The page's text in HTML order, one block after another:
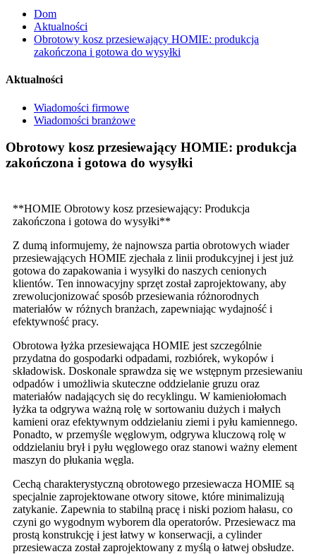
Dom
Aktualności
Obrotowy kosz przesiewający HOMIE: produkcja
zakończona i gotowa do wysyłki
Aktualności
Wiadomości firmowe
Wiadomości branżowe
Obrotowy kosz przesiewający HOMIE: produkcja
zakończona i gotowa do wysyłki
**HOMIE Obrotowy kosz przesiewający: Produkcja
zakończona i gotowa do wysyłki**
Z dumą informujemy, że najnowsza partia obrotowych wiader
przesiewających HOMIE zjechała z linii produkcyjnej i jest już
gotowa do zapakowania i wysyłki do naszych cenionych
klientów. Ten innowacyjny sprzęt został zaprojektowany, aby
zrewolucjonizować sposób przesiewania różnorodnych
materiałów w różnych branżach, zapewniając wydajność i
efektywność pracy.
Obrotowa łyżka przesiewająca HOMIE jest szczególnie
przydatna do gospodarki odpadami, rozbiórek, wykopów i
składowisk. Doskonale sprawdza się we wstępnym przesiewaniu
odpadów i umożliwia skuteczne oddzielanie gruzu oraz
materiałów nadających się do recyklingu. W kamieniołomach
łyżka ta odgrywa ważną rolę w sortowaniu dużych i małych
kamieni oraz efektywnym oddzielaniu ziemi i pyłu kamiennego.
Ponadto, w przemyśle węglowym, odgrywa kluczową rolę w
oddzielaniu brył i pyłu węglowego oraz stanowi ważny element
maszyn do płukania węgla.
Cechą charakterystyczną obrotowego przesiewacza HOMIE są
specjalnie zaprojektowane otwory sitowe, które minimalizują
zatykanie. Zapewnia to stabilną pracę i niski poziom hałasu, co
czyni go wygodnym wyborem dla operatorów. Przesiewacz ma
prostą konstrukcję i jest łatwy w konserwacji, a cylinder
przesiewacza został zaprojektowany z myślą o łatwej obsłudze.